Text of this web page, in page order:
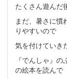
たくさん遊んだ
まだ、暑さに慣
りやすいので
気を付けていき
『でんしゃ』
の絵本を読んで